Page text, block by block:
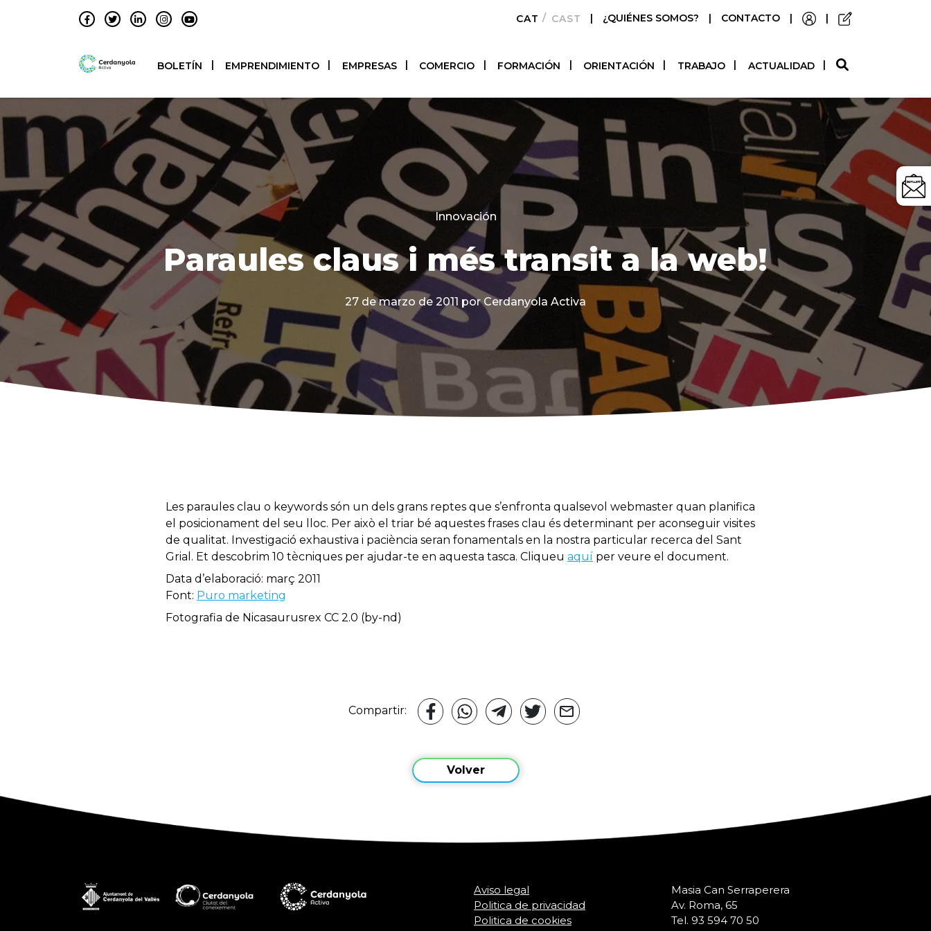
CATALÀCASTELLANO
| ¿QUIÉNES SOMOS? | CONTACTO | |
BOLETÍN EMPRENDIMIENTO EMPRESAS COMERCIO FORMACIÓN ORIENTACIÓN TRABAJO ACTUALIDAD
Categories
Innovación
Paraules claus i més transit a la web!
27 de marzo de 2011 por Cerdanyola Activa
Les paraules clau o keywords són un dels grans reptes que s’enfronta qualsevol webmaster quan planifica
el posicionament del seu lloc. Per això el triar bé aquestes frases clau és determinant per aconseguir visites
de qualitat. Investigació exhaustiva i paciència seran fonamentals en la nostra particular recerca del Sant
Grial. Et descobrim 10 tècniques per ajudar-te en aquesta tasca. Cliqueu aquí per veure el document.
Data d’elaboració: març 2011
Font: Puro marketing
Fotografia de Nicasaurusrex CC 2.0 (by-nd)
Compartir:
Volver
Aviso legal
Politica de privacidad
Politica de cookies
Masia Can Serraperera
Av. Roma, 65
Tel. 93 594 70 50